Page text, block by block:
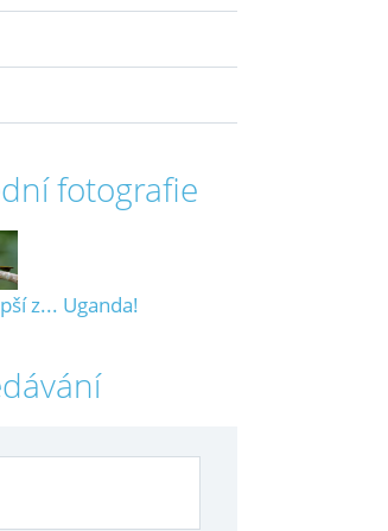
fotografie
z... Uganda!